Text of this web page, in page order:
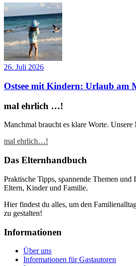
26. Juli 2026
Ostsee mit Kindern: Urlaub am
mal ehrlich …!
Manchmal braucht es klare Worte.
mal ehrlich…!
Das Elternhandbuch
Praktische Tipps, spannende Themen und
Eltern, Kinder und Familie.
Hier findest du alles, um den
zu gestalten!
Informationen
Über uns
Informationen für Gastautoren